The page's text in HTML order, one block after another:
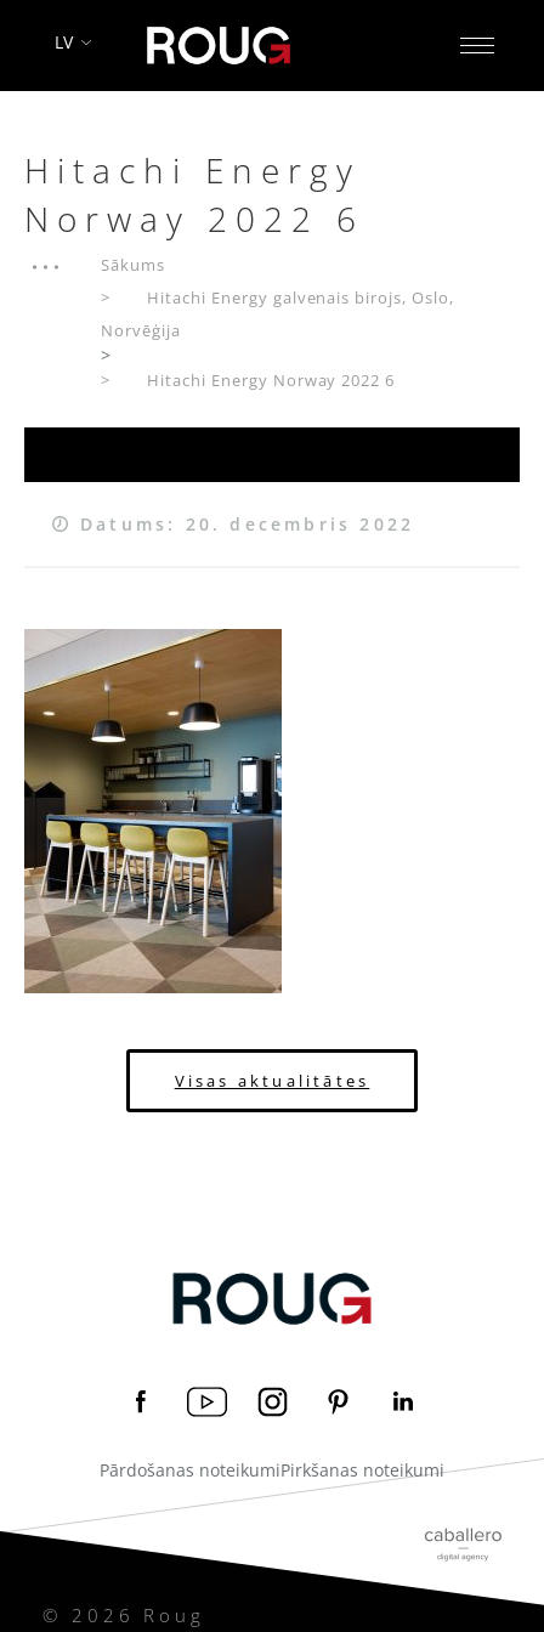
LV
Hitachi Energy
Norway 2022 6
Sākums
Hitachi Energy galvenais birojs, Oslo,
Norvēģija
>
Hitachi Energy Norway 2022 6
Datums: 20. decembris 2022
Visas aktualitātes
Pārdošanas noteikumiPirkšanas noteikumi
© 2026 Roug